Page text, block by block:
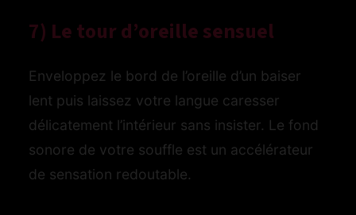
7) Le tour d’oreille sensuel
Enveloppez le bord de l’oreille d’un baiser
lent puis laissez votre langue caresser
délicatement l’intérieur sans insister. Le fond
sonore de votre souffle est un accélérateur
de sensation redoutable.